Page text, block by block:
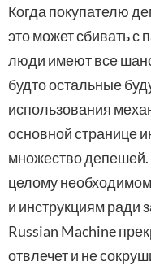
Когда покупателю
это может сбивать с
люди имеют все
будто остальные
использования
основной странице
множество депешей.
целому
и инструкциям ради
Russian Machine
отвлечет и не